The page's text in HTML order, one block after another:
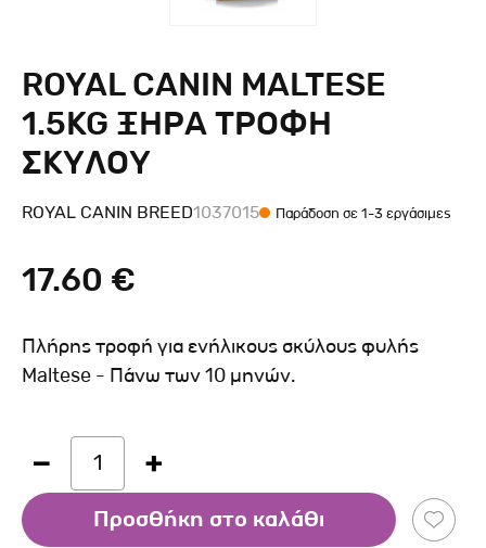
ROYAL CANIN MALTESE
1.5KG ΞΗΡΑ ΤΡΟΦΗ
ΣΚΥΛΟΥ
ROYAL CANIN BREED1037015 Παράδοση σε 1-3 εργάσιμες
17.60 €
Πλήρης τροφή για ενήλικους σκύλους φυλής
Maltese - Πάνω των 10 μηνών.
1
Προσθήκη στο καλάθι